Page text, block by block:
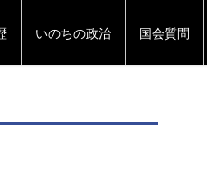
いのちの政治 国会質問